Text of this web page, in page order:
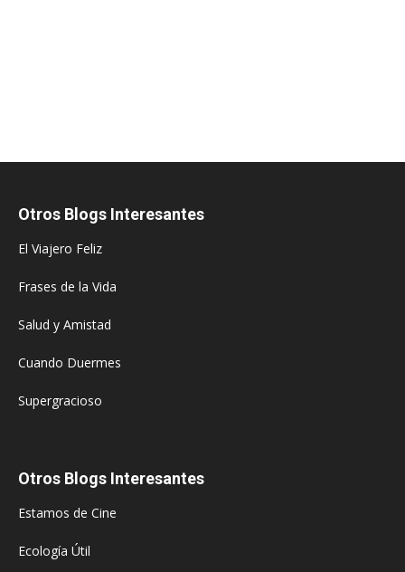
Otros Blogs Interesantes
El Viajero Feliz
Frases de la Vida
Salud y Amistad
Cuando Duermes
Supergracioso
Otros Blogs Interesantes
Estamos de Cine
Ecología Útil